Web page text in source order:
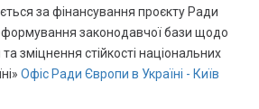
за фінансування проєкту Ради
законодавчої бази щодо
зміцнення стійкості національних
Офіс Ради Європи в Україні - Київ